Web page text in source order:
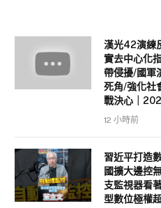
漢光42演練
實去中心化
帶侵擾/國軍
死角/強化社
戰決心｜
12 小時前
習近平打造
國擴大邊控
支監視器看
型數位極權